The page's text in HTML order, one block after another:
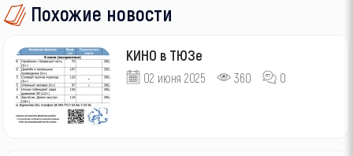
Похожие новости
КИНО в ТЮЗе
02 июня 2025 360 0